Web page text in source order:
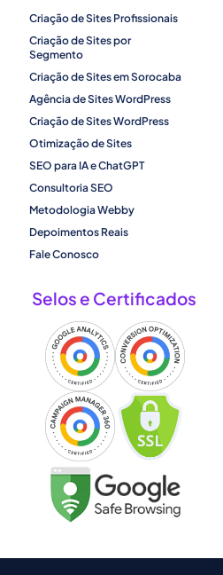
Criação de Sites Profissionais
Criação de Sites por
Segmento
Criação de Sites em Sorocaba
Agência de Sites WordPress
Criação de Sites WordPress
Otimização de Sites
SEO para IA e ChatGPT
Consultoria SEO
Metodologia Webby
Depoimentos Reais
Fale Conosco
Selos e Certificados